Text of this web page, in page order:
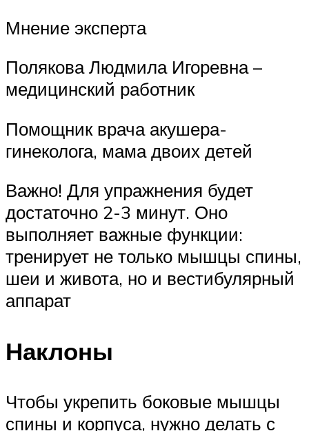
Мнение эксперта
Полякова Людмила Игоревна –
медицинский работник
Помощник врача акушера-
гинеколога, мама двоих детей
Важно! Для упражнения будет
достаточно 2-3 минут. Оно
выполняет важные функции:
тренирует не только мышцы спины,
шеи и живота, но и вестибулярный
аппарат
Наклоны
Чтобы укрепить боковые мышцы
спины и корпуса, нужно делать с